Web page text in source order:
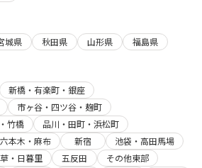
城県 秋田県 山形県
福島県
新橋・有楽町・銀座
市ヶ谷・四ツ谷・麹町
竹橋
品川・田町・浜松町
本木・麻布 新宿
池袋・高田馬場
・日暮里 五反田
その他東部